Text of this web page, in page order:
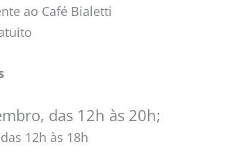
ao Café Bialetti
das 12h às 20h;
12h às 18h